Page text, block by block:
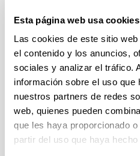
Esta página web usa cookies
Las cookies de este sitio
el contenido y los anuncios,
sociales y analizar el tráfico.
información sobre el uso que
nuestros partners de redes
web, quienes pueden
que les haya proporcionado
partir del uso que haya
Profesorado con gran
investigadora, esto
en las áreas implicadas
Contacto directo con
incluye grupos y
punteras.
Transversalidad que
Facultad, con